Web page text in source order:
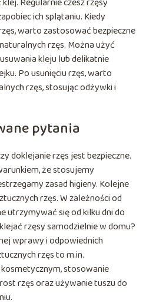
ich splątaniu. Kiedy
warto zastosować bezpieczne
rzęs. Można użyć
kleju lub delikatnie
Po usunięciu rzęs, warto
rzęs, stosując odżywki i
pytania
doklejanie rzęs jest bezpieczne.
że stosujemy
zasad higieny. Kolejne
rzęs. W zależności od
utrzymywać się od kilku dni do
rzęsy samodzielnie w domu?
wprawy i odpowiednich
rzęs to m.in.
stosowanie
rzęs oraz używanie tuszu do